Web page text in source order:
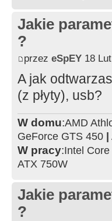
Jakie
?
przez eSpEY 18
A jak
(z płyty), usb?
W domu:AMD
GeForce GTS 450 |
W pracy:Intel
ATX 750W
Jakie
?